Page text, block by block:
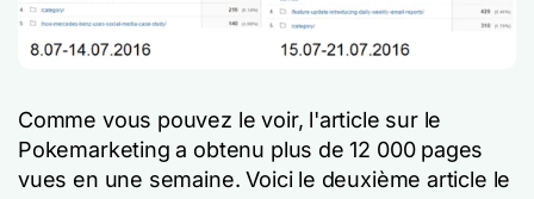
Comme vous pouvez le voir, l'article sur le
Pokemarketing a obtenu plus de 12 000 pages
vues en une semaine. Voici le deuxième article le